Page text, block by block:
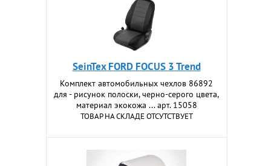
SeinTex FORD FOCUS 3 Trend
Комплект автомобильных чехлов 86892
для - рисунок полоски, черно-серого цвета,
материал экокожа ... арт. 15058
ТОВАР НА СКЛАДЕ ОТСУТСТВУЕТ